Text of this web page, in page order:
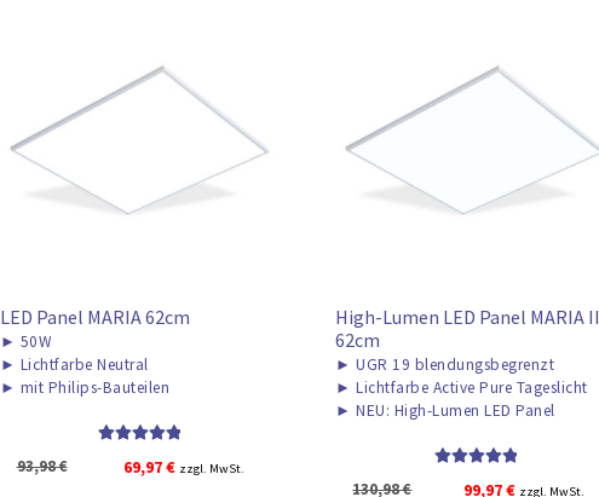
LED Panel MARIA 62cm
► 50W
► Lichtfarbe Neutral
► mit Philips-Bauteilen
5.00von 5
93,98€
Ursprünglicher
69,97€Aktueller
zzgl. MwSt.
High-Lumen LED Panel MARIA II
62cm
► UGR 19 blendungsbegrenzt
► Lichtfarbe Active Pure Tageslicht
► NEU: High-Lumen LED Panel
130,98€
Ursprünglicher
99,97€Aktueller
zzgl. MwSt.